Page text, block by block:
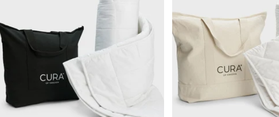
WEIGHT
3kg
11kg
13kg
Add to cart
5kg
9kg 11kg
15kg
Add to cart